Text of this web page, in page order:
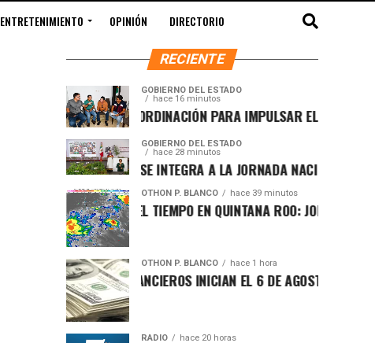
ENTRETENIMIENTO OPINIÓN DIRECTORIO
RECIENTE
GOBIERNO DEL ESTADO
hace 16 minutos
REAFIRMAN COORDINACIÓN PARA IMPULSAR EL
GOBIERNO DEL ESTADO
hace 28 minutos
QUINTANA ROO SE INTEGRA A LA JORNADA NACIONAL DE
OTHON P. BLANCO hace 39 minutos
PRONÓSTICO DEL TIEMPO EN QUINTANA ROO: JORNADA
OTHON P. BLANCO hace 1 hora
MERCADOS FINANCIEROS INICIAN EL 6 DE AGOSTO CON
RADIO hace 20 horas